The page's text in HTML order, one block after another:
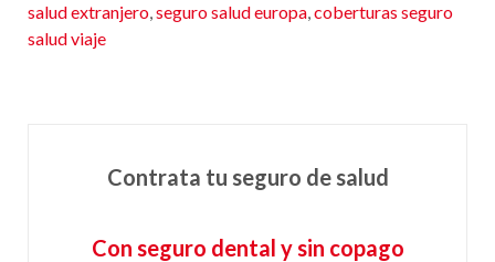
salud extranjero,seguro salud europa,coberturas seguro
salud viaje
Contrata tu seguro de salud
Con seguro dental y sin copago